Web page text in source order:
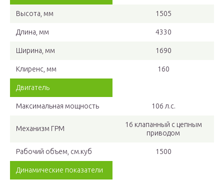
Высота, мм 1505
Длина, мм 4330
Ширина, мм 1690
Клиренс, мм 160
Двигатель
Максимальная мощность 106 л.с.
Механизм ГРМ
16 клапанный с цепным
приводом
Рабочий объем, см.куб 1500
Динамические показатели